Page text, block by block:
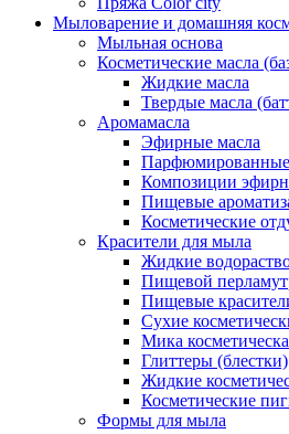
Мыловарение и домашняя
Мыльная основа
Косметические масла
Жидкие масла
Твердые масла
Аромамасла
Эфирные масла
Композиции
Пищевые
Косметические
Красители для мыла
Жидкие
Пищевой
Пищевые
Сухие
Мика
Глиттеры (блестки)
Жидкие
Косметические
Формы для мыла